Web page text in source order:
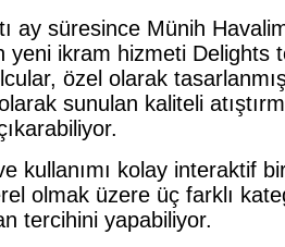
ay süresince Münih
yeni ikram hizmeti Delights
özel olarak
sunulan kaliteli
kullanımı kolay interaktif
olmak üzere üç farklı
tercihini yapabiliyor.